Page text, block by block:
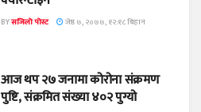
BYसजिलो पोस्ट जेष्ठ ७, २०७७, १२:१८ बिहान
आज थप २७ जनामा कोरोना संक्रमण
पुष्टि, संक्रमित संख्या ४०२ पुग्यो